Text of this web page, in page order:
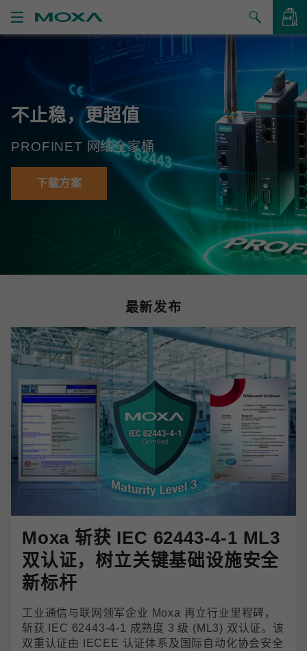
持
何购买
于我们
Moxa
不止稳，更超值
PROFINET 网络全家桶
下载方案
最新发布
Moxa 斩获 IEC 62443-4-1 ML3
双认证，树立关键基础设施安全
新标杆
工业通信与联网领军企业 Moxa 再立行业里程碑，
斩获 IEC 62443-4-1 成熟度 3 级 (ML3) 双认证。该
双重认证由 IECEE 认证体系及国际自动化协会安全
查看询价